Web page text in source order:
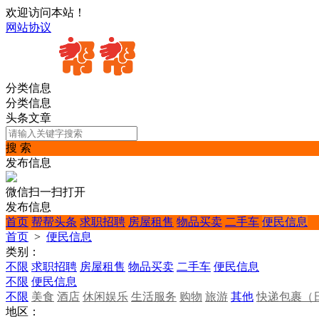
欢迎访问本站！
网站协议
分类信息
分类信息
头条文章
搜 索
发布信息
微信扫一扫打开
发布信息
首页 帮帮头条 求职招聘 房屋租售 物品买卖 二手车 便民信息
首页 > 便民信息
类别：
不限 求职招聘 房屋租售 物品买卖 二手车 便民信息
不限 便民信息
不限 美食 酒店 休闲娱乐 生活服务 购物 旅游 其他 快递包裹（
地区：